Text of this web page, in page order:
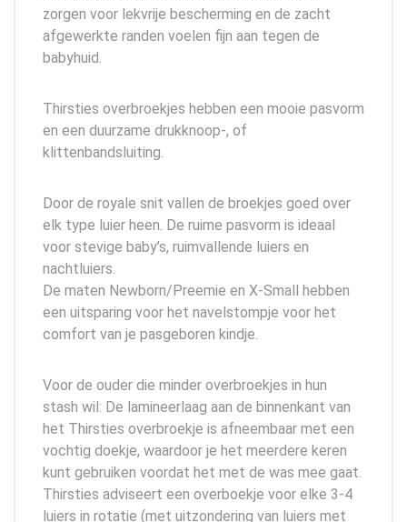
zorgen voor lekvrije bescherming en de zacht
afgewerkte randen voelen fijn aan tegen de
babyhuid.
Thirsties overbroekjes hebben een mooie pasvorm
en een duurzame drukknoop-, of
klittenbandsluiting.
Door de royale snit vallen de broekjes goed over
elk type luier heen. De ruime pasvorm is ideaal
voor stevige baby’s, ruimvallende luiers en
nachtluiers.
De maten Newborn/Preemie en X-Small hebben
een uitsparing voor het navelstompje voor het
comfort van je pasgeboren kindje.
Voor de ouder die minder overbroekjes in hun
stash wil: De lamineerlaag aan de binnenkant van
het Thirsties overbroekje is afneembaar met een
vochtig doekje, waardoor je het meerdere keren
kunt gebruiken voordat het met de was mee gaat.
Thirsties adviseert een overboekje voor elke 3-4
luiers in rotatie (met uitzondering van luiers met